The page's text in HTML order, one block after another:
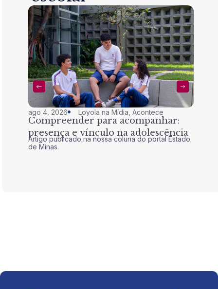
ago 4, 2026 Loyola na Mídia ,Acontece
Compreender para acompanhar:
presença e vínculo na adolescência
Artigo publicado na nossa coluna do portal Estado
de Minas.